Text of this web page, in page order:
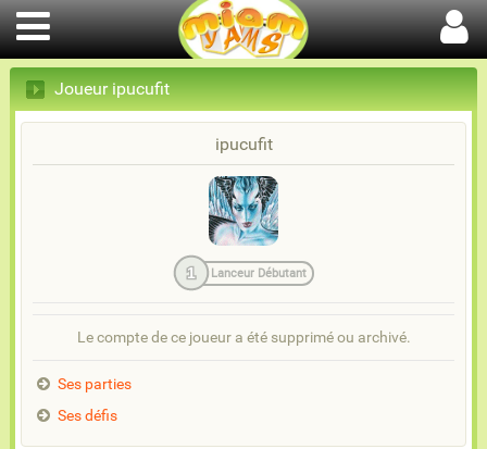
Joueur ipucufit
ipucufit
1 Lanceur Débutant
Le compte de ce joueur a été supprimé ou archivé.
Ses parties
Ses défis